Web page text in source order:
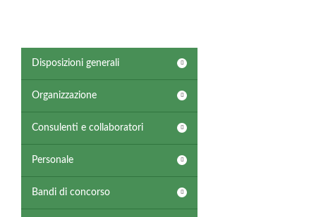
Disposizioni generali
Organizzazione
Consulenti e collaboratori
Personale
Bandi di concorso